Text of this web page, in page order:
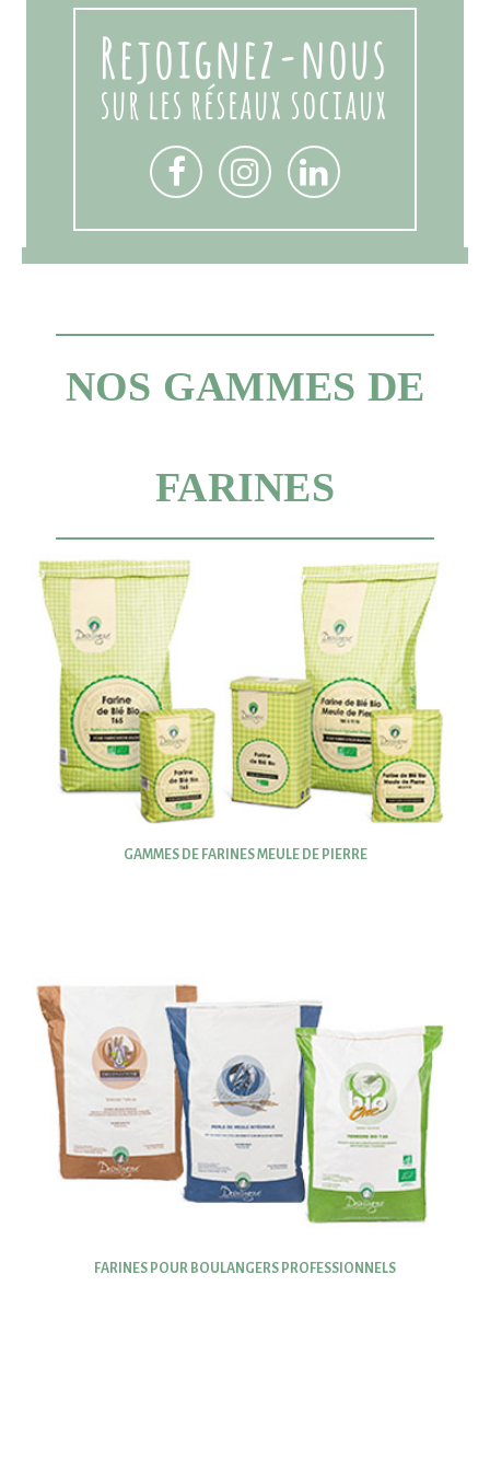
Rejoignez-nous
sur les réseaux sociaux
NOS GAMMES DE
FARINES
GAMMES DE FARINES MEULE DE PIERRE
FARINES POUR BOULANGERS PROFESSIONNELS